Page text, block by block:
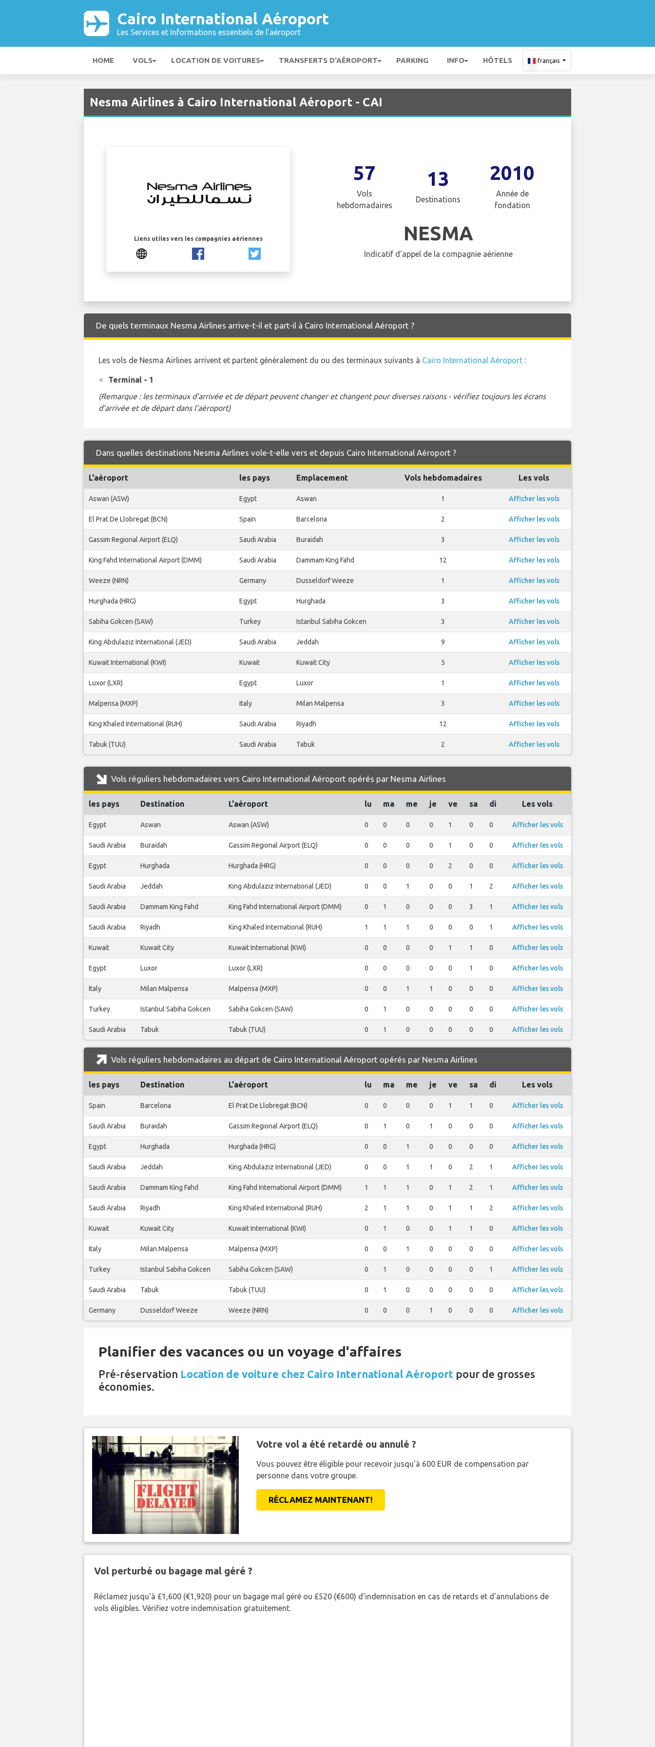
Cairo International Aéroport
Les Services et Informations essentiels de l’aéroport
HOME VOLS LOCATION DE VOITURES TRANSFERTS D'AÉROPORT PARKING INFO HÔTELS français
Nesma Airlines à Cairo International Aéroport - CAI
Liens utiles vers les compagnies aériennes
57
Vols
hebdomadaires
13
Destinations
2010
Année de
fondation
NESMA
Indicatif d'appel de la compagnie aérienne
De quels terminaux Nesma Airlines arrive-t-il et part-il à Cairo International Aéroport ?
Les vols de Nesma Airlines arrivent et partent généralement du ou des terminaux suivants à Cairo International Aéroport :
Terminal - 1
(Remarque : les terminaux d'arrivée et de départ peuvent changer et changent pour diverses raisons - vérifiez toujours les écrans
d'arrivée et de départ dans l'aéroport)
Dans quelles destinations Nesma Airlines vole-t-elle vers et depuis Cairo International Aéroport ?
L'aéroport les pays Emplacement Vols hebdomadaires Les vols
Aswan (ASW) Egypt Aswan 1 Afficher les vols
El Prat De Llobregat (BCN) Spain Barcelona 2 Afficher les vols
Gassim Regional Airport (ELQ) Saudi Arabia Buraidah 3 Afficher les vols
King Fahd International Airport (DMM) Saudi Arabia Dammam King Fahd 12 Afficher les vols
Weeze (NRN) Germany Dusseldorf Weeze 1 Afficher les vols
Hurghada (HRG) Egypt Hurghada 3 Afficher les vols
Sabiha Gokcen (SAW) Turkey Istanbul Sabiha Gokcen 3 Afficher les vols
King Abdulaziz International (JED) Saudi Arabia Jeddah 9 Afficher les vols
Kuwait International (KWI) Kuwait Kuwait City 5 Afficher les vols
Luxor (LXR) Egypt Luxor 1 Afficher les vols
Malpensa (MXP) Italy Milan Malpensa 3 Afficher les vols
King Khaled International (RUH) Saudi Arabia Riyadh 12 Afficher les vols
Tabuk (TUU) Saudi Arabia Tabuk 2 Afficher les vols
Vols réguliers hebdomadaires vers Cairo International Aéroport opérés par Nesma Airlines
les pays Destination L'aéroport lu ma me je ve sa di Les vols
Egypt Aswan Aswan (ASW) 0 0 0 0 1 0 0 Afficher les vols
Saudi Arabia Buraidah Gassim Regional Airport (ELQ) 0 0 0 0 1 0 0 Afficher les vols
Egypt Hurghada Hurghada (HRG) 0 0 0 0 2 0 0 Afficher les vols
Saudi Arabia Jeddah King Abdulaziz International (JED) 0 0 1 0 0 1 2 Afficher les vols
Saudi Arabia Dammam King Fahd King Fahd International Airport (DMM) 0 1 0 0 0 3 1 Afficher les vols
Saudi Arabia Riyadh King Khaled International (RUH) 1 1 1 0 0 0 1 Afficher les vols
Kuwait Kuwait City Kuwait International (KWI) 0 0 0 0 1 1 0 Afficher les vols
Egypt Luxor Luxor (LXR) 0 0 0 0 0 1 0 Afficher les vols
Italy Milan Malpensa Malpensa (MXP) 0 0 1 1 0 0 0 Afficher les vols
Turkey Istanbul Sabiha Gokcen Sabiha Gokcen (SAW) 0 1 0 0 0 0 0 Afficher les vols
Saudi Arabia Tabuk Tabuk (TUU) 0 1 0 0 0 0 0 Afficher les vols
Vols réguliers hebdomadaires au départ de Cairo International Aéroport opérés par Nesma Airlines
les pays Destination L'aéroport lu ma me je ve sa di Les vols
Spain Barcelona El Prat De Llobregat (BCN) 0 0 0 0 1 1 0 Afficher les vols
Saudi Arabia Buraidah Gassim Regional Airport (ELQ) 0 1 0 1 0 0 0 Afficher les vols
Egypt Hurghada Hurghada (HRG) 0 0 1 0 0 0 0 Afficher les vols
Saudi Arabia Jeddah King Abdulaziz International (JED) 0 0 1 1 0 2 1 Afficher les vols
Saudi Arabia Dammam King Fahd King Fahd International Airport (DMM) 1 1 1 0 1 2 1 Afficher les vols
Saudi Arabia Riyadh King Khaled International (RUH) 2 1 1 0 1 1 2 Afficher les vols
Kuwait Kuwait City Kuwait International (KWI) 0 1 0 0 1 1 0 Afficher les vols
Italy Milan Malpensa Malpensa (MXP) 0 0 1 0 0 0 0 Afficher les vols
Turkey Istanbul Sabiha Gokcen Sabiha Gokcen (SAW) 0 1 0 0 0 0 1 Afficher les vols
Saudi Arabia Tabuk Tabuk (TUU) 0 1 0 0 0 0 0 Afficher les vols
Germany Dusseldorf Weeze Weeze (NRN) 0 0 0 1 0 0 0 Afficher les vols
Planifier des vacances ou un voyage d'affaires
Pré-réservation Location de voiture chez Cairo International Aéroport pour de grosses
économies.
Votre vol a été retardé ou annulé ?
Vous pouvez être éligible pour recevoir jusqu'à 600 EUR de compensation par
personne dans votre groupe.
RÉCLAMEZ MAINTENANT!
Vol perturbé ou bagage mal géré ?
Réclamez jusqu'à £1,600 (€1,920) pour un bagage mal géré ou £520 (€600) d'indemnisation en cas de retards et d'annulations de
vols éligibles. Vérifiez votre indemnisation gratuitement.